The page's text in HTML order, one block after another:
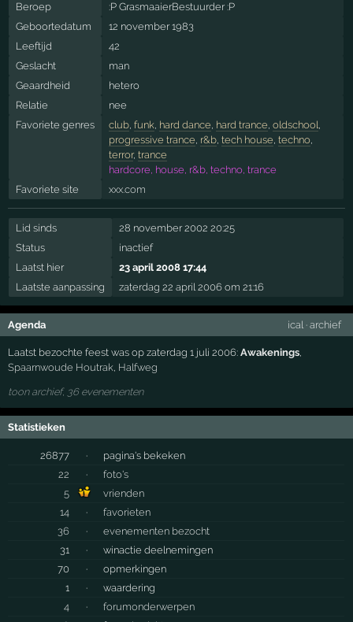
Beroep
:P GrasmaaierBestuurder :P
Geboortedatum
12 november 1983
Leeftijd
42
Geslacht
man
Geaardheid
hetero
Relatie
nee
Favoriete genres
club, funk, hard dance, hard trance, oldschool,
progressive trance, r&b, tech house, techno,
terror, trance
hardcore, house, r&b, techno, trance
Favoriete site
xxx.com
Lid sinds
28 november 2002 20:25
Status
inactief
Laatst hier
23 april 2008 17:44
Laatste aanpassing
zaterdag 22 april 2006 om 21:16
Agenda ical· archief
Laatst bezochte feest was op zaterdag 1 juli 2006:Awakenings
Spaarnwoude Houtrak Halfweg
toon archief, 36 evenementen
Statistieken
26877 ·
pagina's bekeken
22
·
foto's
5
vrienden
14
·
favorieten
36
·
evenementen bezocht
31
·
winactie deelnemingen
70
·
opmerkingen
1
·
waardering
4
·
forumonderwerpen